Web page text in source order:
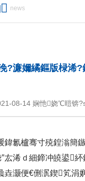
news
?濂嬭繘鏂版椂浠
08-14 娴忚娆℃暟锛
鍏氱櫨骞寸殑鍠滃簡
浠ｄ細鍗冲皢鍙
垚灏便€侀泦鍥笂涓